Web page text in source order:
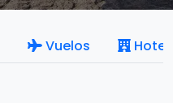
Vuelos